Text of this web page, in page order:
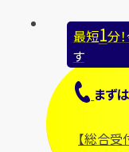
最短1分！
す
まずは
【総合